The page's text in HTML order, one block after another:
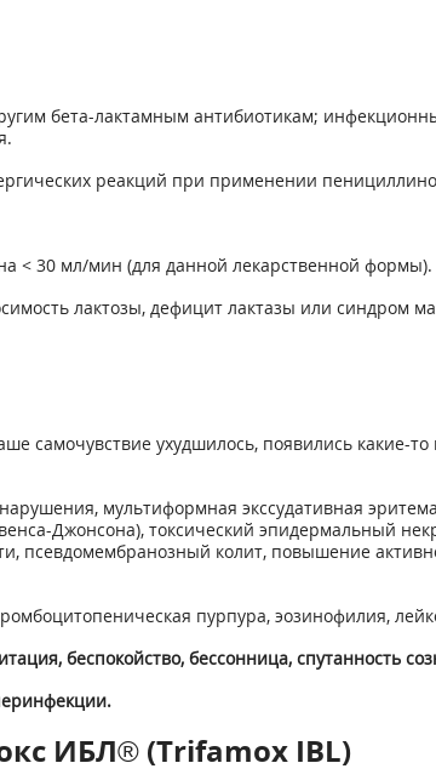
бета-лактамным антибиотикам;
реакций при применении
< 30 мл/мин (для данной лекарственной формы).
лактозы, дефицит лактазы или синдром
ухудшилось, появились какие-
мультиформная экссудативная
Джонсона), токсический эпидермальный
псевдомембранозный колит, повышение
пурпура, эозинофилия,
беспокойство, бессонница, спутанность
ИБЛ® (Trifamox IBL)